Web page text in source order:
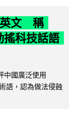
英文 稱
搖科技話語
中國廣泛使用
語，認為做法侵蝕